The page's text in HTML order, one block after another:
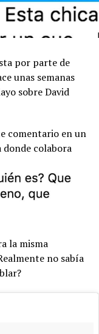
por parte de
unas semanas
sobre David
comentario en un
donde colabora
la misma
no sabía